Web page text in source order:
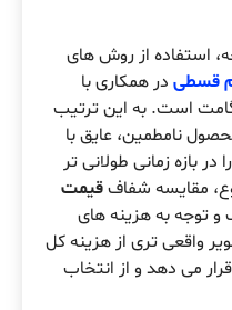
استفاده از روش های
قسطی در همکاری با
است. به این ترتیب
نامطمین، عایق با
بازه زمانی طولانی تر
مقایسه شفافقیمت
و توجه به هزینه های
واقعی تری از هزینه کل
می دهد و از انتخاب